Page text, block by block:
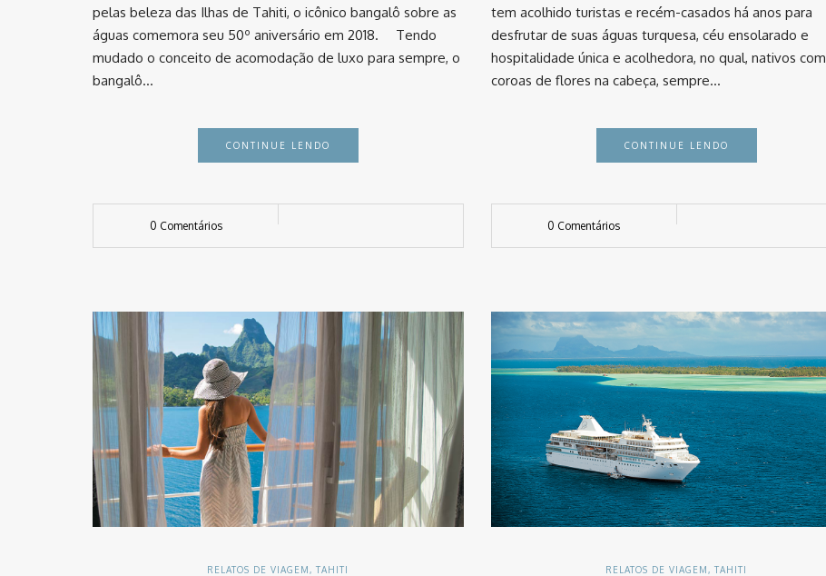
pelas beleza das Ilhas de Tahiti, o icônico bangalô sobre as
águas comemora seu 50º aniversário em 2018. ⠀ Tendo
mudado o conceito de acomodação de luxo para sempre, o
bangalô…
CONTINUE LENDO
0 Comentários
tem acolhido turistas e recém-casados há anos para
desfrutar de suas águas turquesa, céu ensolarado e
hospitalidade única e acolhedora, no qual, nativos com
coroas de flores na cabeça, sempre…
CONTINUE LENDO
0 Comentários
RELATOS DE VIAGEM,TAHITI RELATOS DE VIAGEM,TAHITI